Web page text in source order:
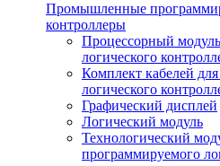
Промышленные
контроллеры
Процессорный
логического
Комплект кабелей
логического
Графический дисплей
Логический модуль
Технологический
программируемого